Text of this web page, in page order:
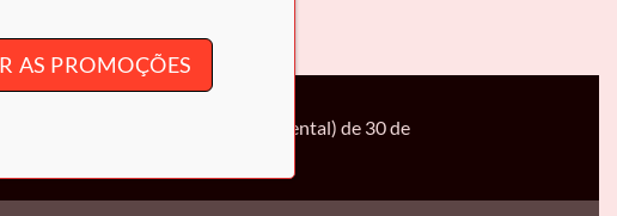
até às 24h00 (Portugal continental) de 30 de
AS PROMOÇÕES